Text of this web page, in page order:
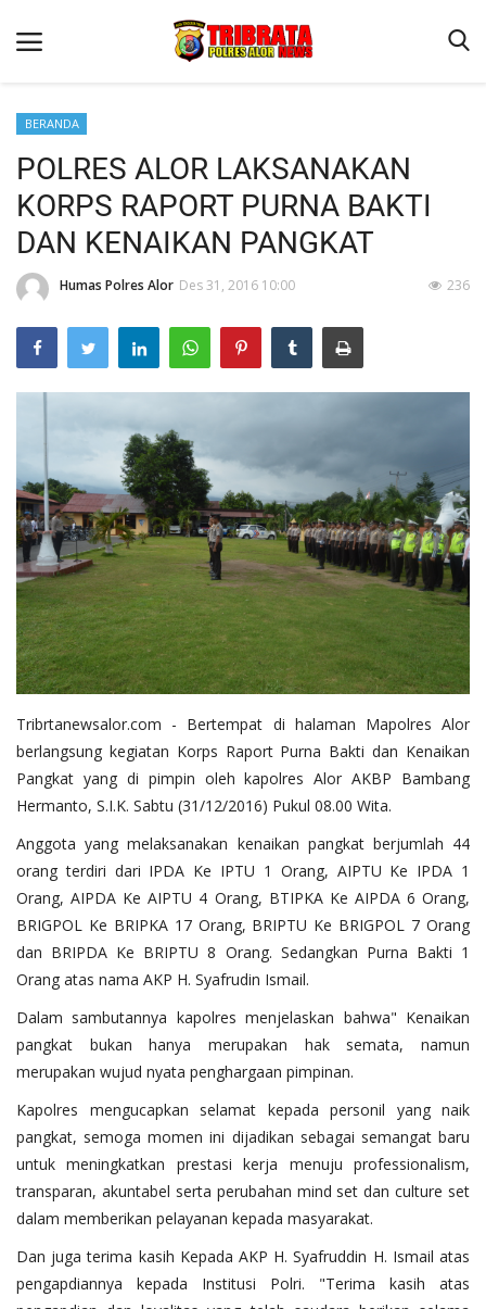
Beranda
Terms & Conditions
Reskrim
Binkam
Lantas
Giat Ops
Mitra Polisi
BERANDA
POLRES ALOR LAKSANAKAN
KORPS RAPORT PURNA BAKTI
DAN KENAIKAN PANGKAT
Humas Polres Alor Des 31, 2016 10:00 236
Tribrtanewsalor.com - Bertempat di halaman Mapolres Alor
berlangsung kegiatan Korps Raport Purna Bakti dan Kenaikan
Pangkat yang di pimpin oleh kapolres Alor AKBP Bambang
Hermanto, S.I.K. Sabtu (31/12/2016) Pukul 08.00 Wita.
Anggota yang melaksanakan kenaikan pangkat berjumlah 44
orang terdiri dari IPDA Ke IPTU 1 Orang, AIPTU Ke IPDA 1
Orang, AIPDA Ke AIPTU 4 Orang, BTIPKA Ke AIPDA 6 Orang,
BRIGPOL Ke BRIPKA 17 Orang, BRIPTU Ke BRIGPOL 7 Orang
dan BRIPDA Ke BRIPTU 8 Orang. Sedangkan Purna Bakti 1
Orang atas nama AKP H. Syafrudin Ismail.
Dalam sambutannya kapolres menjelaskan bahwa" Kenaikan
pangkat bukan hanya merupakan hak semata, namun
merupakan wujud nyata penghargaan pimpinan.
Kapolres mengucapkan selamat kepada personil yang naik
pangkat, semoga momen ini dijadikan sebagai semangat baru
untuk meningkatkan prestasi kerja menuju professionalism,
transparan, akuntabel serta perubahan mind set dan culture set
dalam memberikan pelayanan kepada masyarakat.
Dan juga terima kasih Kepada AKP H. Syafruddin H. Ismail atas
pengapdiannya kepada Institusi Polri. "Terima kasih atas